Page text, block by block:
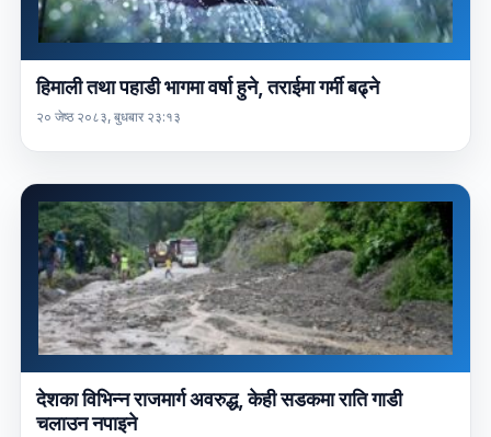
हिमाली तथा पहाडी भागमा वर्षा हुने, तराईमा गर्मी बढ्ने
२० जेष्ठ २०८३, बुधबार २३:१३
देशका विभिन्न राजमार्ग अवरुद्ध, केही सडकमा राति गाडी
चलाउन नपाइने